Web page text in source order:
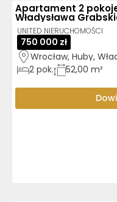
Apartament 2
Władysława
UNITED NIERUCHOMOŚCI
750 000 zł
Wrocław, Huby,
2 pok. 52,00 m²